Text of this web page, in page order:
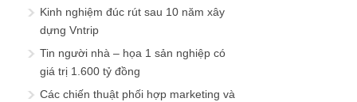
Kinh nghiệm đúc rút sau 10 năm xây
dựng Vntrip
Tin người nhà – họa 1 sản nghiệp có
giá trị 1.600 tỷ đồng
Các chiến thuật phối hợp marketing và